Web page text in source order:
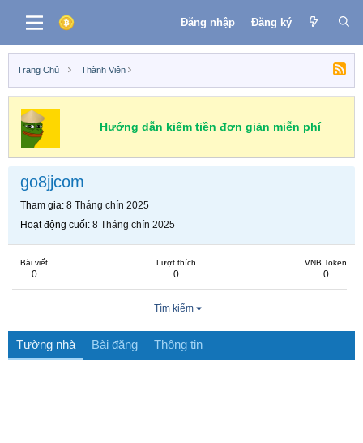
Đăng nhập Đăng ký
Trang Chủ Thành Viên
Hướng dẫn kiếm tiền đơn giản miễn phí
go8jjcom
Tham gia 8 Tháng chín 2025
Hoạt động cuối 8 Tháng chín 2025
Bài viết
0
Lượt thích
0
VNB Token
0
Tìm kiếm
Tường nhà Bài đăng Thông tin